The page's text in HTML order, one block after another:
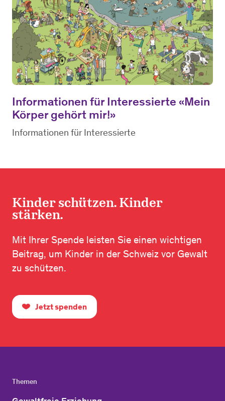
Informationen für Interessierte «Mein
Körper gehört mir!»
Informationen für Interessierte
Kinder schützen. Kinder
stärken.
Mit Ihrer Spende leisten Sie einen wichtigen
Beitrag, um Kinder in der Schweiz vor Gewalt
zu schützen.
Jetzt spenden
Themen